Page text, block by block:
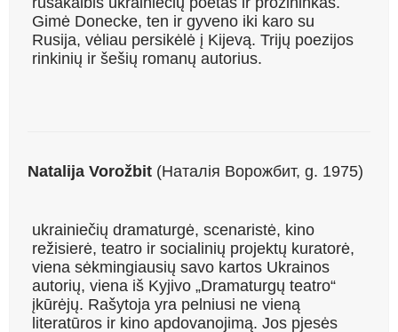
Gimė Donecke, ten ir gyveno iki karo su
Rusija, vėliau persikėlė į Kijevą. Trijų poezijos
rinkinių ir šešių romanų autorius.
Natalija Vorožbit (Наталія Ворожбит, g. 1975)
ukrainiečių dramaturgė, scenaristė, kino
režisierė, teatro ir socialinių projektų kuratorė,
viena sėkmingiausių savo kartos Ukrainos
autorių, viena iš Kyjivo „Dramaturgų teatro“
įkūrėjų. Rašytoja yra pelniusi ne vieną
literatūros ir kino apdovanojimą. Jos pjesės